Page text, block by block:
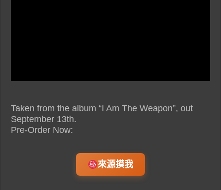
Taken from the album “I Am The Weapon”, out
September 13th.
Pre-Order Now:
來源摸我